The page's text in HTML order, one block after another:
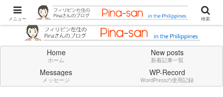
Don't think deeply. Feel always in English.
Home
ホーム
New posts
新着記事一覧
Messages
メッセージ
WP-Record
WordPressの使用記録
メニュー 検索